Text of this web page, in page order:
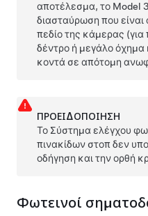
αποτέλεσμα, το Model 3
διασταύρωση που
πεδίο της κάμερας
δέντρο ή μεγάλο όχημα
κοντά σε απότομη
ΠΡΟΕΙΔΟΠΟΊΗΣΗ
Το Σύστημα ελέγχου
πινακίδων στοπ δεν
οδήγηση και την ορθή
Φωτεινοί